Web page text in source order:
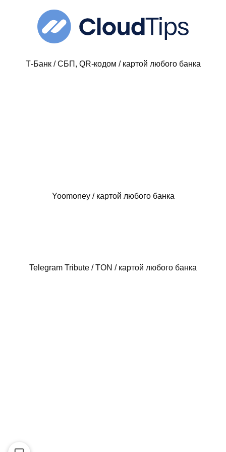
Т-Банк / СБП, QR-кодом / картой любого банка
Yoomoney / картой любого банка
Telegram Tribute / TON / картой любого банка